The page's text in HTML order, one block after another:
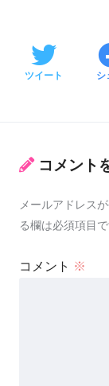
ツイート シ
コメント
メールアドレス
る欄は必須項目
コメント ※